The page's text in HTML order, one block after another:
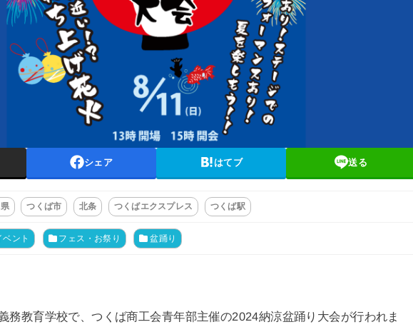
シェア はてブ 送る
つくば市 北条 つくばエクスプレス つくば駅
ベント フェス・お祭り 盆踊り
務教育学校で、つくば商工会青年部主催の2024納涼盆踊り大会が行われま